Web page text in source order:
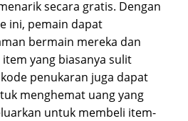
secara gratis. Dengan
ini, pemain dapat
bermain mereka dan
yang biasanya sulit
penukaran juga dapat
menghemat uang yang
untuk membeli item-